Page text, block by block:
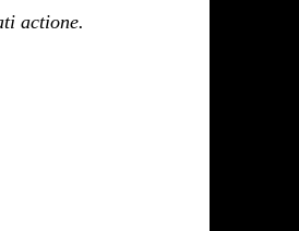
actione.